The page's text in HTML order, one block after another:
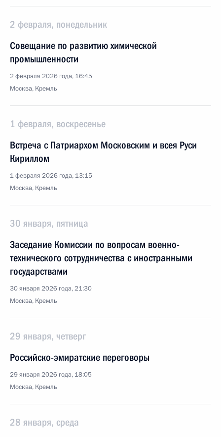
2 февраля, понедельник
Совещание по развитию химической
промышленности
2 февраля 2026 года, 16:45
Москва, Кремль
1 февраля, воскресенье
Встреча с Патриархом Московским и всея Руси
Кириллом
1 февраля 2026 года, 13:15
Москва, Кремль
30 января, пятница
Заседание Комиссии по вопросам военно-
технического сотрудничества с иностранными
государствами
30 января 2026 года, 21:30
Москва, Кремль
29 января, четверг
Российско-эмиратские переговоры
29 января 2026 года, 18:05
Москва, Кремль
28 января, среда